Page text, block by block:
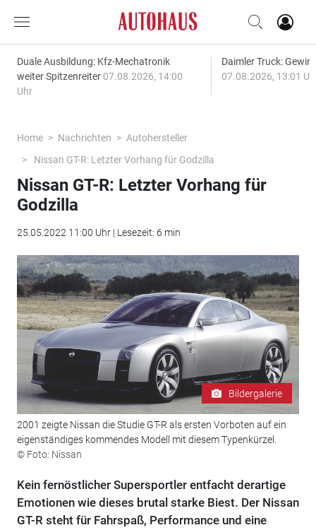
Duale Ausbildung: Kfz-Mechatronik
weiter Spitzenreiter 07.08.2026, 14:00
Uhr
Daimler Truck:
07.08.2026, 13:01
Home Nachrichten
Autohersteller
Nissan GT-R: Letzter Vorhang für Godzilla
Nissan GT-R: Letzter Vorhang für
Godzilla
25.05.2022 11:00 Uhr | Lesezeit: 6 min
Bildergalerie
2001 zeigte Nissan die Studie GT-R als ersten Vorboten auf ein
eigenständiges kommendes Modell mit diesem Typenkürzel.
© Foto: Nissan
Kein fernöstlicher Supersportler entfacht derartige
Emotionen wie dieses brutal starke Biest. Der Nissan
GT-R steht für Fahrspaß, Performance und eine